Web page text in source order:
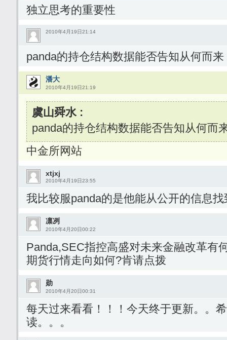
独立思考的重要性
2010年4月19日21:14
panda的持仓结构数据能否告知从何而来
潘大
2010年4月19日21:19
虞山舜水 :
panda的持仓结构数据能否告知从何而
中金所网站
xtjxj
2010年4月19日23:55
我比较服panda的是他能从公开的信息
凛冽
2010年4月20日00:22
Panda,SEC指控高盛对未来金融改革有
期货行情走向如何?肯请点拨
勋
2010年4月20日00:31
每天过来看看！！！今天终于更新。。
读。。。